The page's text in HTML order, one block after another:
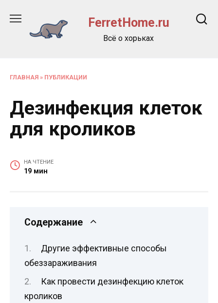
содержанию
FerretHome.ru
Всё о хорьках
ГЛАВНАЯ » ПУБЛИКАЦИИ
Дезинфекция клеток
для кроликов
НА ЧТЕНИЕ
19 мин
Содержание
Другие эффективные способы
обеззараживания
Как провести дезинфекцию клеток
кроликов